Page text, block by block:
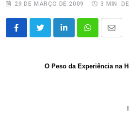
29 DE MARÇO DE 2009
3 MIN.
LinkedInWhatsappShare
O Peso da Experiência na